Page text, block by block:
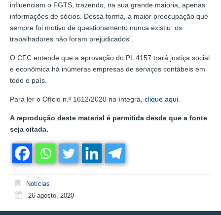
influenciam o FGTS, trazendo, na sua grande maioria, apenas
informações de sócios. Dessa forma, a maior preocupação que
sempre foi motivo de questionamento nunca existiu: os
trabalhadores não foram prejudicados”.
O CFC entende que a aprovação do PL 4157 trará justiça social
e econômica há inúmeras empresas de serviços contábeis em
todo o país.
Para ler o Ofício n.º 1612/2020 na íntegra, clique aqui
A reprodução deste material é permitida desde que a fonte
seja citada.
Notícias
26 agosto, 2020